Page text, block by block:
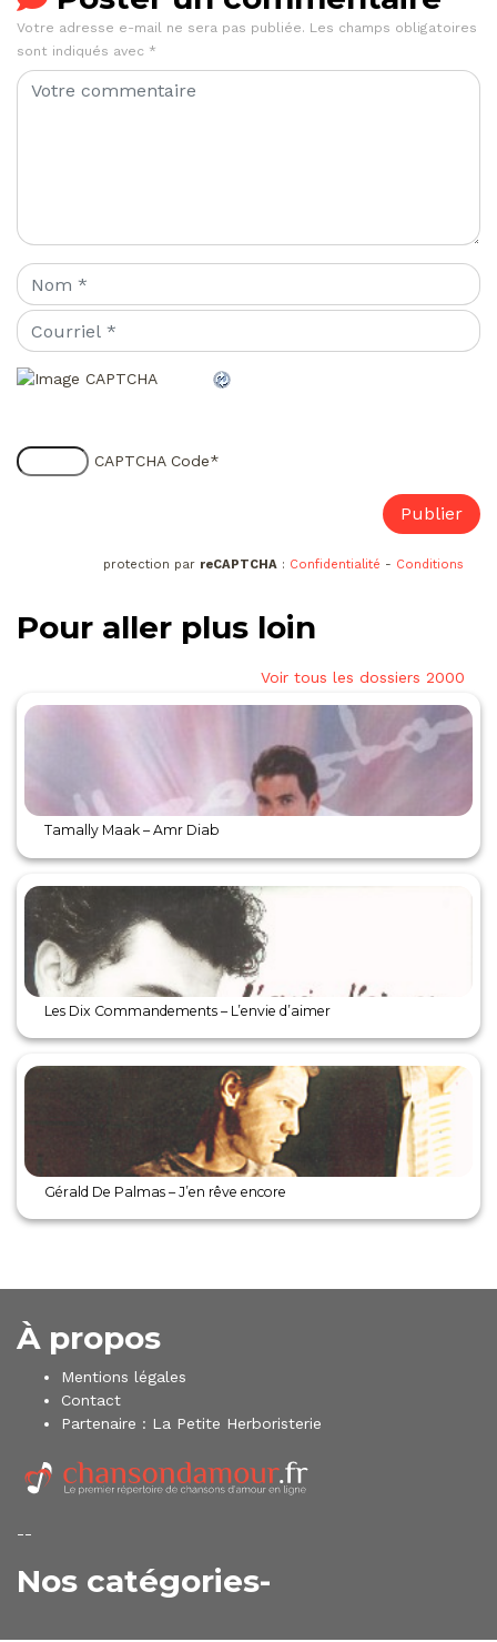
Votre adresse e-mail ne sera pas publiée. Les champs obligatoires
sont indiqués avec *
CAPTCHA Code*
protection par reCAPTCHA : Confidentialité - Conditions
Pour aller plus loin
Voir tous les dossiers 2000
Tamally Maak – Amr Diab
Les Dix Commandements – L’envie d’aimer
Gérald De Palmas – J’en rêve encore
À propos
Mentions légales
Contact
Partenaire : La Petite Herboristerie
--
Nos catégories-